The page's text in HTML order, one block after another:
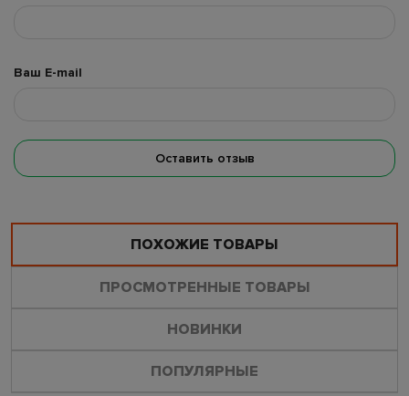
Ваш E-mail
Оставить отзыв
ПОХОЖИЕ ТОВАРЫ
ПРОСМОТРЕННЫЕ ТОВАРЫ
НОВИНКИ
ПОПУЛЯРНЫЕ